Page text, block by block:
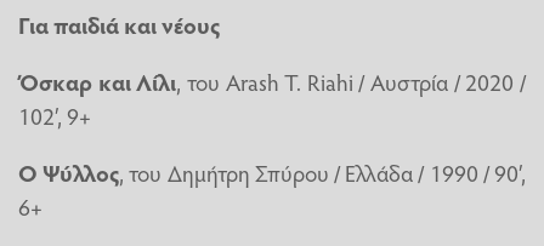
Για παιδιά και νέους
Όσκαρ και Λίλι, του Arash T. Riahi / Αυστρία / 2020 /
102′, 9+
Ο Ψύλλος, του Δημήτρη Σπύρου / Ελλάδα / 1990 / 90′,
6+